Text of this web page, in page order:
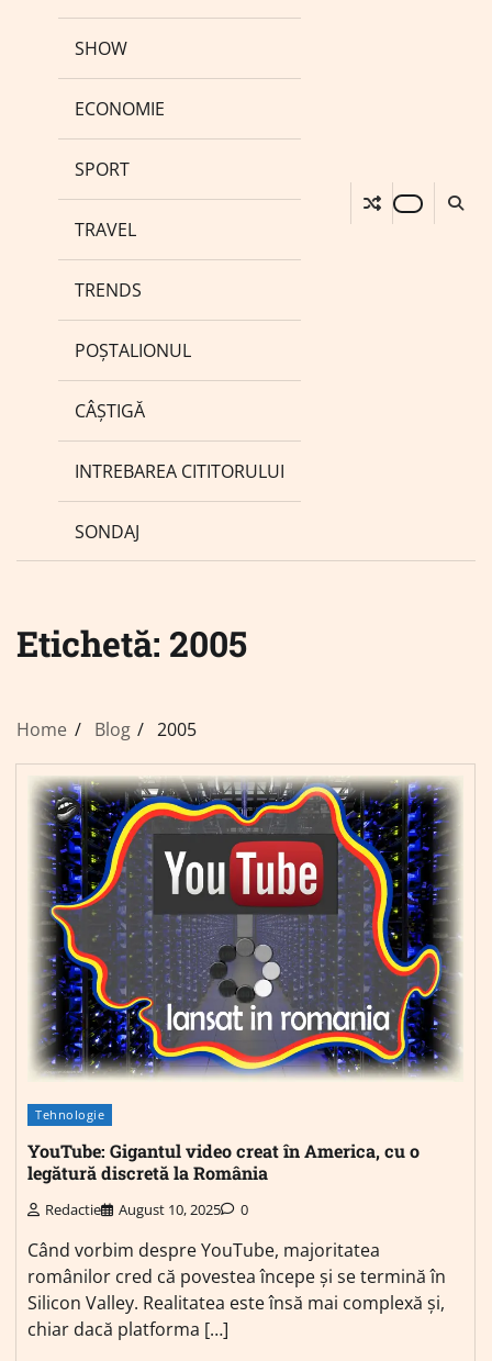
SHOW
ECONOMIE
SPORT
TRAVEL
TRENDS
POȘTALIONUL
CÂȘTIGĂ
INTREBAREA CITITORULUI
SONDAJ
Etichetă: 2005
Home Blog 2005
Tehnologie
YouTube: Gigantul video creat în America, cu o
legătură discretă la România
Redactie August 10, 2025 0
Când vorbim despre YouTube, majoritatea
românilor cred că povestea începe și se termină în
Silicon Valley. Realitatea este însă mai complexă și,
chiar dacă platforma […]